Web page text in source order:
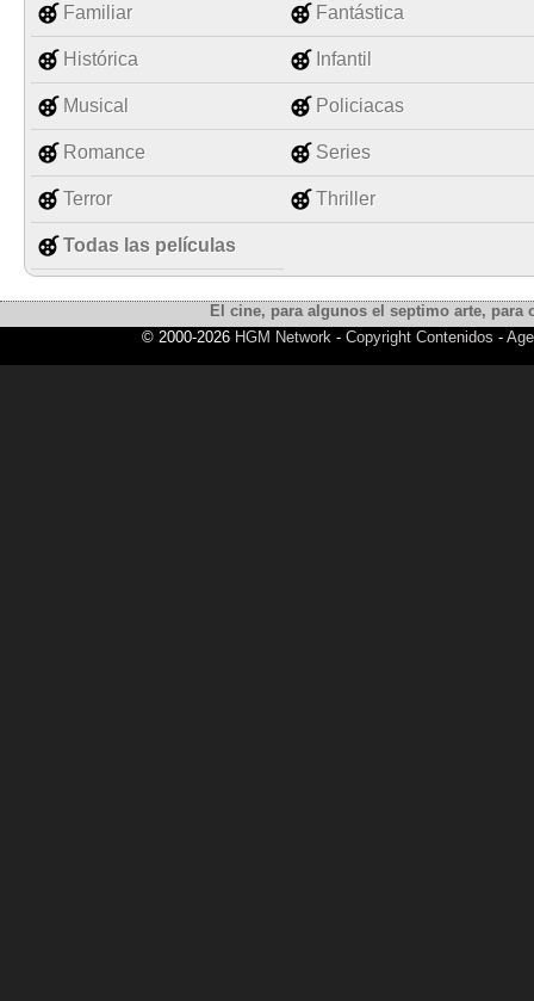
Familiar Fantástica
Histórica Infantil
Musical Policiacas
Romance Series
Terror Thriller
Todas las películas
El cine, para algunos el septimo arte,
© 2000-2026 HGM Network- Copyright Contenidos -